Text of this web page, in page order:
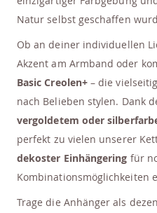
Natur selbst geschaffen
Ob an deiner individuellen
Akzent am Armband oder
Basic Creolen+– die
nach Belieben stylen. Dank
vergoldetem oder
perfekt zu vielen unserer
dekoster Einhängering für
Kombinationsmöglichkeiten
Trage die Anhänger als